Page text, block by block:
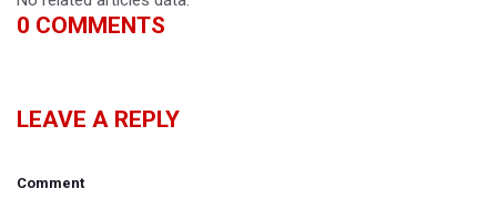
0 COMMENTS
LEAVE A REPLY
Comment